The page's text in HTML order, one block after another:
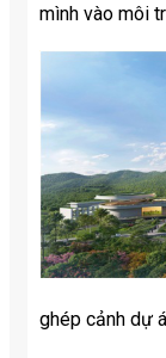
mình vào môi
ghép cảnh dự